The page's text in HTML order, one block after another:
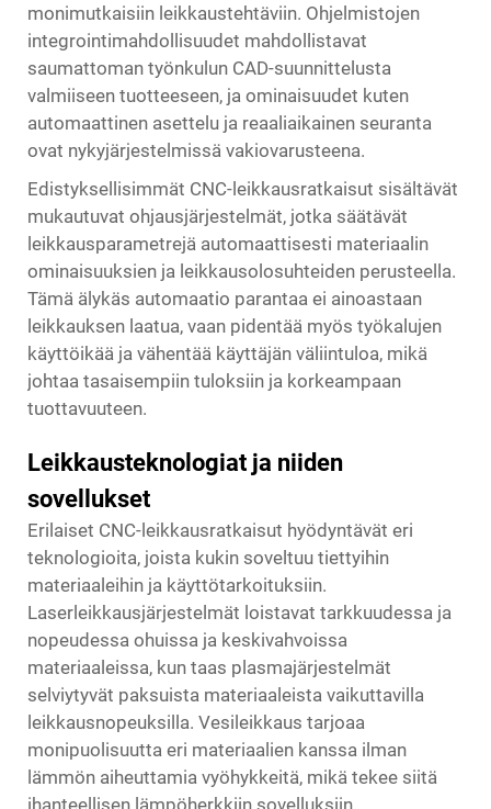
monimutkaisiin leikkaustehtäviin. Ohjelmistojen
integrointimahdollisuudet mahdollistavat
saumattoman työnkulun CAD-suunnittelusta
valmiiseen tuotteeseen, ja ominaisuudet kuten
automaattinen asettelu ja reaaliaikainen seuranta
ovat nykyjärjestelmissä vakiovarusteena.
Edistyksellisimmät CNC-leikkausratkaisut sisältävät
mukautuvat ohjausjärjestelmät, jotka säätävät
leikkausparametrejä automaattisesti materiaalin
ominaisuuksien ja leikkausolosuhteiden perusteella.
Tämä älykäs automaatio parantaa ei ainoastaan
leikkauksen laatua, vaan pidentää myös työkalujen
käyttöikää ja vähentää käyttäjän väliintuloa, mikä
johtaa tasaisempiin tuloksiin ja korkeampaan
tuottavuuteen.
Leikkausteknologiat ja niiden
sovellukset
Erilaiset CNC-leikkausratkaisut hyödyntävät eri
teknologioita, joista kukin soveltuu tiettyihin
materiaaleihin ja käyttötarkoituksiin.
Laserleikkausjärjestelmät loistavat tarkkuudessa ja
nopeudessa ohuissa ja keskivahvoissa
materiaaleissa, kun taas plasmajärjestelmät
selviytyvät paksuista materiaaleista vaikuttavilla
leikkausnopeuksilla. Vesileikkaus tarjoaa
monipuolisuutta eri materiaalien kanssa ilman
lämmön aiheuttamia vyöhykkeitä, mikä tekee siitä
ihanteellisen lämpöherkkiin sovelluksiin.